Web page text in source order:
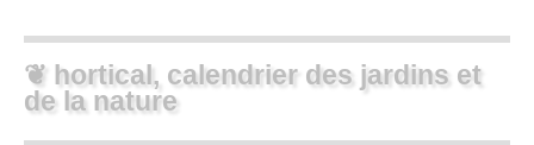
❦ hortical, calendrier des jardins et
de la nature